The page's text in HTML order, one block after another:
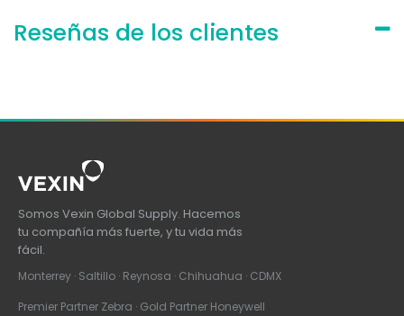
Reseñas de los clientes
Somos Vexin Global Supply. Hacemos
tu compañía más fuerte, y tu vida más
fácil.
Monterrey · Saltillo · Reynosa · Chihuahua · CDMX
Premier Partner Zebra · Gold Partner Honeywell